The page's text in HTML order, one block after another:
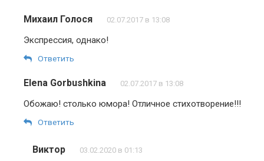
Михаил Голося 02.07.2017 в 13:08
Экспрессия, однако!
Ответить
Elena Gorbushkina 02.07.2017 в 13:08
Обожаю! столько юмора! Отличное стихотворение!!!
Ответить
Виктор 03.02.2020 в 01:13